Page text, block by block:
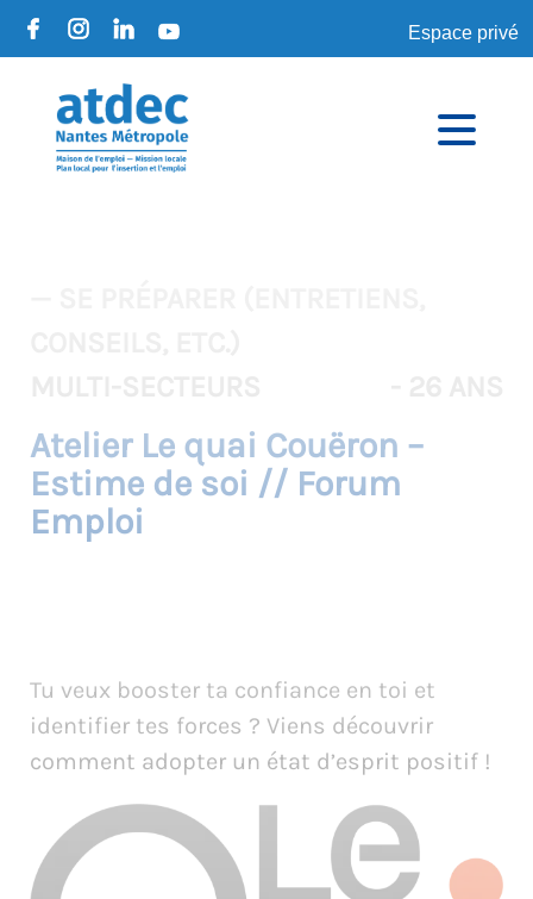
Espace privé
Atelier Le quai Couëron –
Estime de soi // Forum
Emploi
Tu veux booster ta confiance en toi et
identifier tes forces ? Viens découvrir
comment adopter un état d’esprit positif !